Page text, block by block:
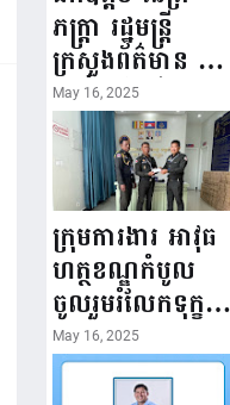
ភក្ត្រា រដ្ឋមន្ត្រី
ក្រសួងព័ត៌មាន នៅ
រសៀលថ្ងៃទី១៦ ខែ
ឧសភា
ឆ្នាំ២០២៥នេះ
បានអញ្ជើញចុះធ្វើ
ជំរឿនថ្នាក់ដឹកនាំ
មន្ត្រីរាជការស៉ីវិល
នៃក្រសួងព័ត៌មាន...
May 16, 2025
ក្រុមការងារ អាវុធ
ហត្ថខណ្ឌកំបូល
ចូលរួមរំលែកទុក្ខ
ដល់គ្រួសារ
សមាជិក ដែល
May 16, 2025